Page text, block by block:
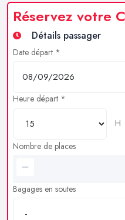
Réservez votre
Détails passager
Date départ *
Heure départ *
H
Nombre de places
Bagages en soutes